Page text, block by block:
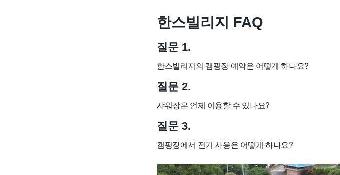
한스빌리지 FAQ
질문 1.
한스빌리지의 캠핑장 예약은 어떻게 하나요?
질문 2.
샤워장은 언제 이용할 수 있나요?
질문 3.
캠핑장에서 전기 사용은 어떻게 하나요?